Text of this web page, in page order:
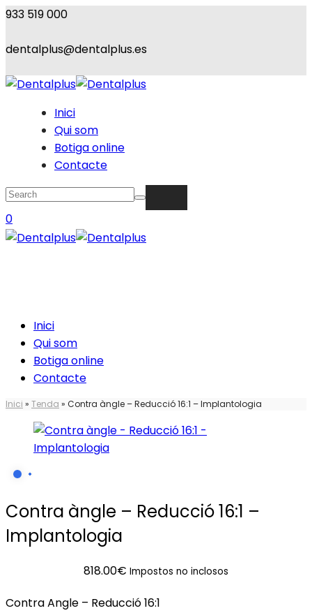
933 519 000
dentalplus@dentalplus.es
Inici
Qui som
Botiga online
Contacte
0
Inici
Qui som
Botiga online
Contacte
Inici » Tenda » Contra àngle – Reducció 16:1 – Implantologia
Contra àngle – Reducció 16:1 –
Implantologia
818.00€ Impostos no inclosos
Contra Angle – Reducció 16:1